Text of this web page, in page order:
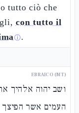
tutto ciò che
con tutto il
ⓘ.
EBRAICO (MT)
ושב יהוה אלהיך
העמים אשר